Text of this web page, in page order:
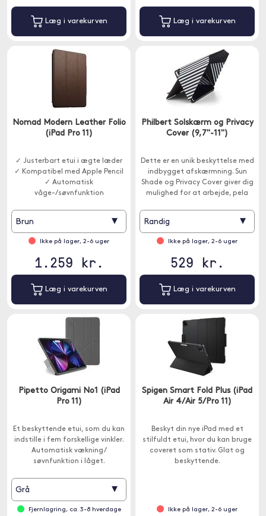
Læg i varekurven Læg i varekurven
Nomad Modern Leather Folio
(iPad Pro 11)
✓ Justerbart etui i ægte læder
✓ Kompatibel med Apple Pencil
✓ Automatisk
våge-/søvnfunktion
Brun ▾
Ikke på lager, 2-6 uger
1.259 kr.
Læg i varekurven
Philbert Solskærm og Privacy
Cover (9,7"-11")
Dette er en unik beskyttelse med
indbygget afskærmning. Sun
Shade og Privacy Cover giver dig
mulighed for at arbejde, pela
steder såsom tog, fly eller
Randig ▾
Ikke på lager, 2-6 uger
529 kr.
Læg i varekurven
Pipetto Origami No1 (iPad
Pro 11)
Et beskyttende etui, som du kan
indstille i fem forskellige vinkler.
Automatisk vækning /
søvnfunktion i låget.
Grå ▾
Fjernlagring, ca. 3-8 hverdage
Spigen Smart Fold Plus (iPad
Air 4/Air 5/Pro 11)
Beskyt din nye iPad med et
stilfuldt etui, hvor du kan bruge
coveret som stativ. Glat og
beskyttende.
Ikke på lager, 2-6 uger